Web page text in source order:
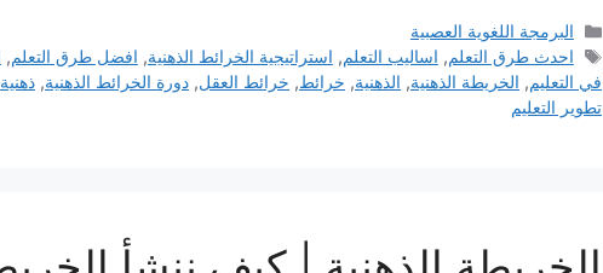
التصنيفات
البرمجة اللغوية العصبية
الوسوم
احدث طرق التعلم, اساليب التعلم, استراتيجية الخرائط الذهنية, افضل طرق التعلم,
في التعليم, الخريطة الذهنية, الذهنية, خرائط, خرائط العقل, دورة الخرائط الذهنية, ذهنية
تطوير التعليم